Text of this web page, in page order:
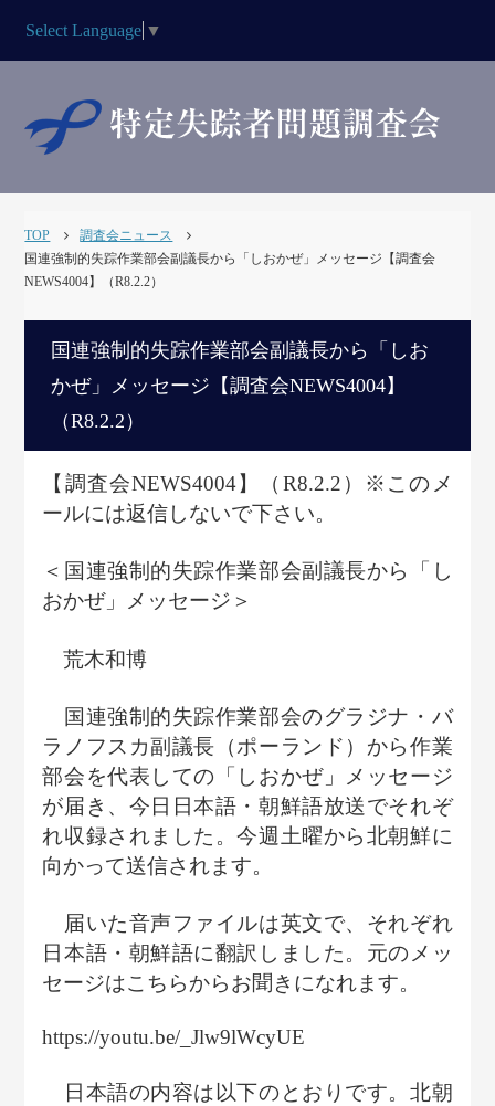
Select Language ▼
TOP
調査会ニュース
国連強制的失踪作業部会副議長から「しおかぜ」メッセージ【調査会
NEWS4004】（R8.2.2）
国連強制的失踪作業部会副議長から「しお
かぜ」メッセージ【調査会NEWS4004】
（R8.2.2）
【調査会NEWS4004】（R8.2.2）※このメ
ールには返信しないで下さい。
＜国連強制的失踪作業部会副議長から「し
おかぜ」メッセージ＞
荒木和博
国連強制的失踪作業部会のグラジナ・バ
ラノフスカ副議長（ポーランド）から作業
部会を代表しての「しおかぜ」メッセージ
が届き、今日日本語・朝鮮語放送でそれぞ
れ収録されました。今週土曜から北朝鮮に
向かって送信されます。
届いた音声ファイルは英文で、それぞれ
日本語・朝鮮語に翻訳しました。元のメッ
セージはこちらからお聞きになれます。
https://youtu.be/_Jlw9lWcyUE
日本語の内容は以下のとおりです。北朝